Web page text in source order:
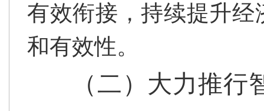
有效衔接，持续提升
和有效性。
（二）大力推